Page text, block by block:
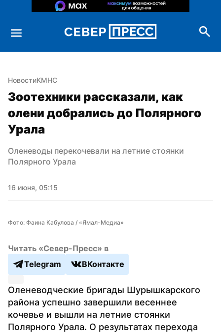
НовостиКМНС
Зоотехники рассказали, как
олени добрались до Полярного
Урала
Оленеводы перекочевали на летние стоянки
Полярного Урала
16 июня, 05:15
Фото: Фаина Кабулова / «Ямал-Медиа»
Читать «Север-Пресс» в
Telegram
ВКонтакте
Оленеводческие бригады Шурышкарского
района успешно завершили весеннее
кочевье и вышли на летние стоянки
Полярного Урала. О результатах перехода